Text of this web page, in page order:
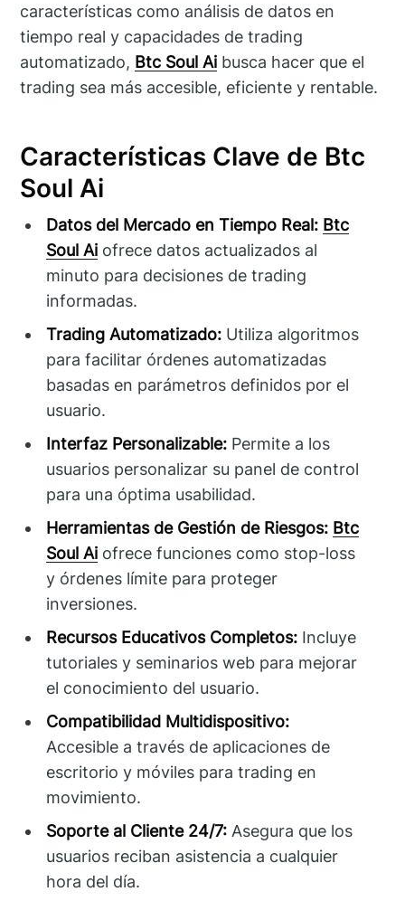
características como análisis de datos en
tiempo real y capacidades de trading
automatizado, Btc Soul Ai busca hacer que el
trading sea más accesible, eficiente y rentable.
Características Clave de Btc
Soul Ai
Datos del Mercado en Tiempo Real: Btc
Soul Ai ofrece datos actualizados al
minuto para decisiones de trading
informadas.
Trading Automatizado: Utiliza algoritmos
para facilitar órdenes automatizadas
basadas en parámetros definidos por el
usuario.
Interfaz Personalizable: Permite a los
usuarios personalizar su panel de control
para una óptima usabilidad.
Herramientas de Gestión de Riesgos: Btc
Soul Ai ofrece funciones como stop-loss
y órdenes límite para proteger
inversiones.
Recursos Educativos Completos: Incluye
tutoriales y seminarios web para mejorar
el conocimiento del usuario.
Compatibilidad Multidispositivo:
Accesible a través de aplicaciones de
escritorio y móviles para trading en
movimiento.
Soporte al Cliente 24/7: Asegura que los
usuarios reciban asistencia a cualquier
hora del día.